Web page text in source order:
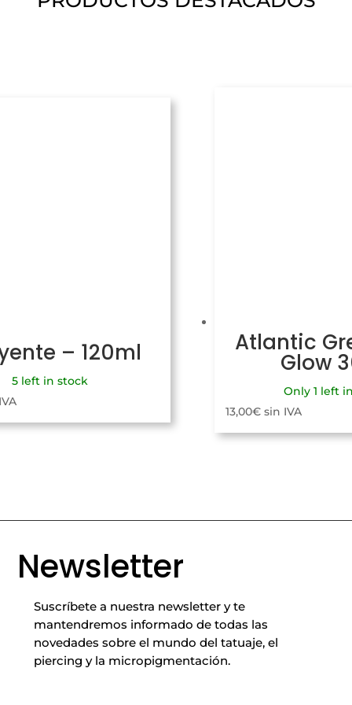
– 120ml
5 left in stock
Atlantic
Glow
Only 1 left
13,00€ sin IVA
Newsletter
Suscríbete a nuestra newsletter y te
mantendremos informado de todas las
novedades sobre el mundo del tatuaje, el
piercing y la micropigmentación.